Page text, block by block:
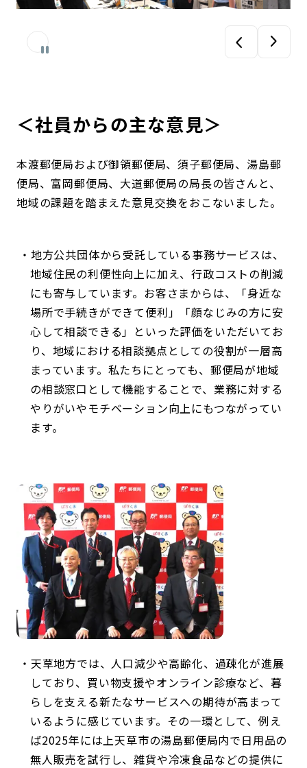
＜社員からの主な意見＞
本渡郵便局および御領郵便局、須子郵便局、湯島郵
便局、富岡郵便局、大道郵便局の局長の皆さんと、
地域の課題を踏まえた意見交換をおこないました。
地方公共団体から受託している事務サービスは、
地域住民の利便性向上に加え、行政コストの削減
にも寄与しています。お客さまからは、「身近な
場所で手続きができて便利」「顔なじみの方に安
心して相談できる」といった評価をいただいてお
り、地域における相談拠点としての役割が一層高
まっています。私たちにとっても、郵便局が地域
の相談窓口として機能することで、業務に対する
やりがいやモチベーション向上にもつながってい
ます。
天草地方では、人口減少や高齢化、過疎化が進展
しており、買い物支援やオンライン診療など、暮
らしを支える新たなサービスへの期待が高まって
いるように感じています。その一環として、例え
ば2025年には上天草市の湯島郵便局内で日用品の
無人販売を試行し、雑貨や冷凍食品などの提供に